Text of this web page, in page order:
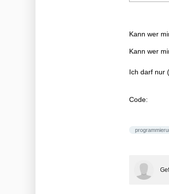
Kann wer
Kann wer
Ich darf nur
Code: